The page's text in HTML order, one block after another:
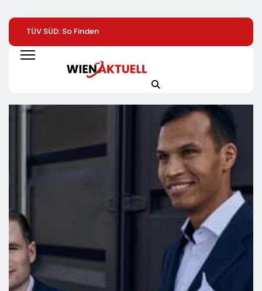
TÜV SÜD: So Finden
Verbraucher Das
Passende
Laserentfernungsmessgerät
Geberkonferenz:
Krise Der Welt Weitet
Wachstum
Development